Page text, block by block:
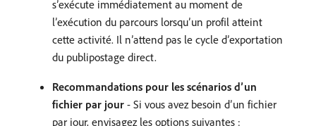
s’exécute immédiatement au moment de
l’exécution du parcours lorsqu’un profil atteint
cette activité. Il n’attend pas le cycle d’exportation
du publipostage direct.
Recommandations pour les scénarios d’un
fichier par jour - Si vous avez besoin d’un fichier
par jour, envisagez les options suivantes :